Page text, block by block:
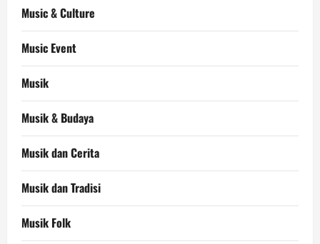
Music & Culture
Music Event
Musik
Musik & Budaya
Musik dan Cerita
Musik dan Tradisi
Musik Folk